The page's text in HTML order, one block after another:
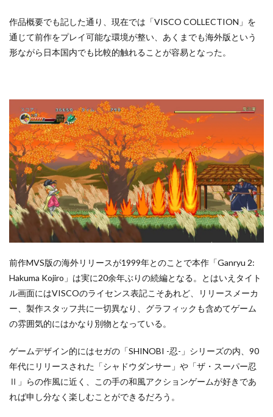
作品概要でも記した通り、現在では「VISCO COLLECTION」を
通じて前作をプレイ可能な環境が整い、あくまでも海外版という
形ながら日本国内でも比較的触れることが容易となった。
前作MVS版の海外リリースが1999年とのことで本作「Ganryu 2:
Hakuma Kojiro」は実に20余年ぶりの続編となる。とはいえタイト
ル画面にはVISCOのライセンス表記こそあれど、リリースメーカ
ー、製作スタッフ共に一切異なり、グラフィックも含めてゲーム
の雰囲気的にはかなり別物となっている。
ゲームデザイン的にはセガの「SHINOBI -忍-」シリーズの内、90
年代にリリースされた「シャドウダンサー」や「ザ・スーパー忍
Ⅱ」らの作風に近く、この手の和風アクションゲームが好きであ
れば申し分なく楽しむことができるだろう。